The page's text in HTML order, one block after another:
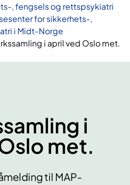
, fengsels og rettspsykiatri
for sikkerhets-,
i Midt-Norge
i april ved Oslo met.
i
met.
til MAP-